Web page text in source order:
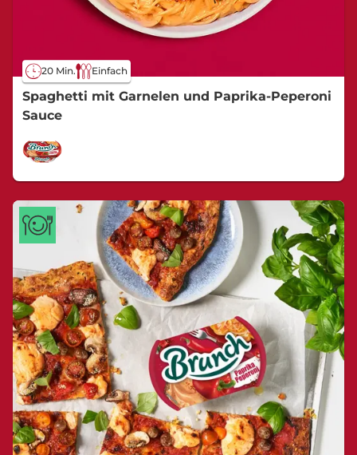
20 Min. Einfach
Spaghetti mit Garnelen und Paprika-Peperoni
Sauce